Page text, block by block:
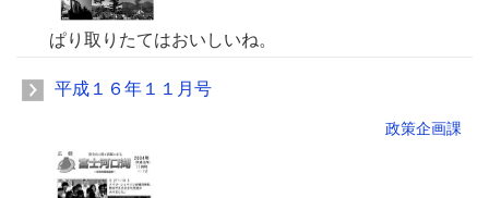
ぱり取りたてはおいしいね。
平成１６年１１月号
政策企画課